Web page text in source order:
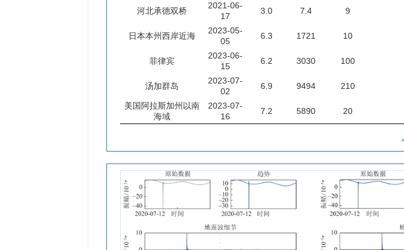
河北承德双桥
2021-06-
17
3.0 7.4 9
日本本州西岸近海
2023-05-
05
6.3 1721 10
菲律宾
2023-06-
15
6.2 3030 100
汤加群岛
2023-07-
02
6.9 9494 210
美国阿拉斯加州以南
海域
2023-07-
16
7.2 5890 20